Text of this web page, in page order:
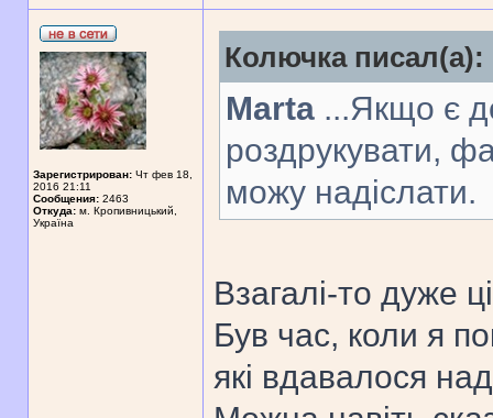
Зарегистрирован: Чт фев 18,
2016 21:11
Сообщения: 2463
Откуда: м. Кропивницький,
Україна
Колючка писал(а):
Marta ...Якщо є
роздрукувати,
можу надіслати.
Взагалі-то дуже
Був час, коли я
які вдавалося